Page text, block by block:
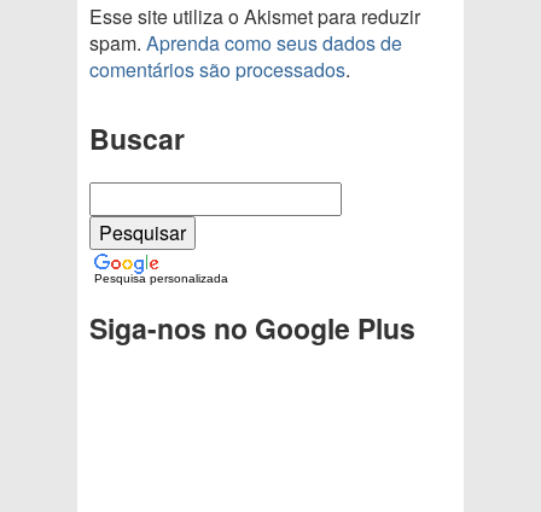
Esse site utiliza o Akismet para reduzir
spam. Aprenda como seus dados de
comentários são processados.
Buscar
Pesquisa personalizada
Siga-nos no Google Plus